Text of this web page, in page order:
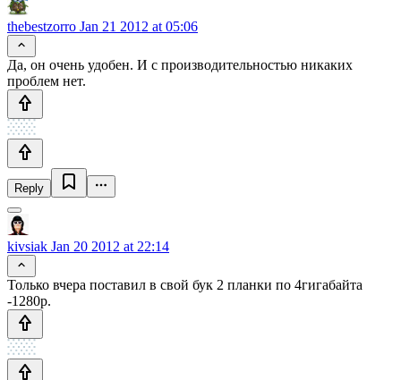
thebestzorro Jan 21 2012 at 05:06
Да, он очень удобен. И с производительностью никаких
проблем нет.
Reply
kivsiak Jan 20 2012 at 22:14
Только вчера поставил в свой бук 2 планки по 4гигабайта
-1280р.